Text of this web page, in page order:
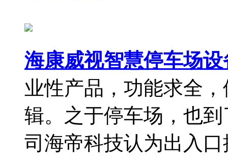
海康威视智慧停车场
业性产品，功能求全
辑。之于停车场，也
司海帝科技认为出入